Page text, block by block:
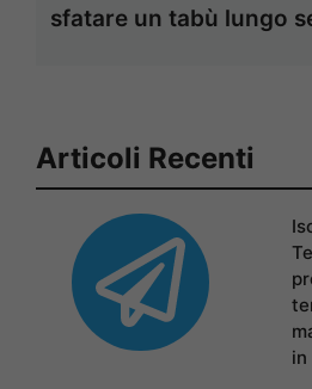
sfatare un tabù lungo
Articoli Recenti